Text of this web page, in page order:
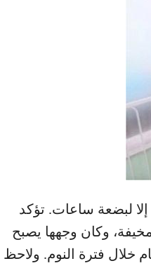
إلا لبضعة ساعات. تؤكد
وكان وجهها يصبح
خلال فترة النوم. ولاحظ